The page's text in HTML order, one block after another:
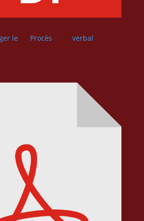
le Procès verbal